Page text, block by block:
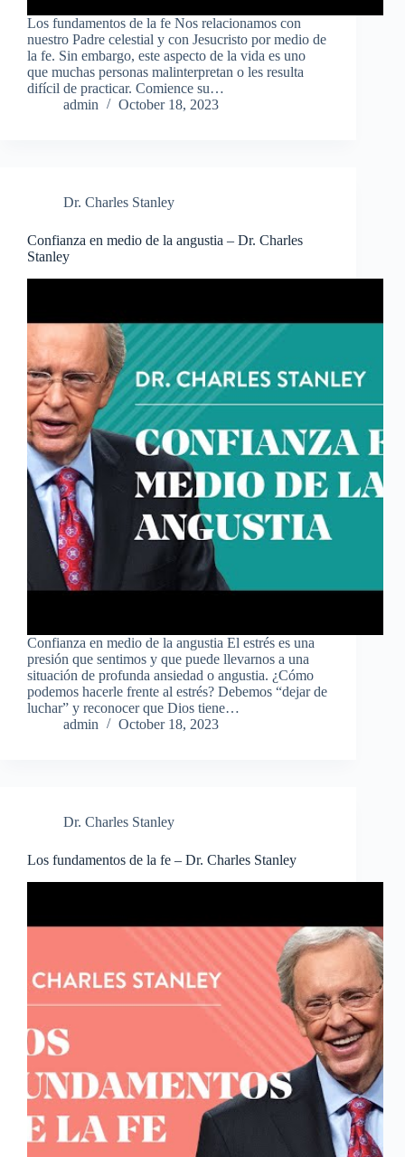
Los fundamentos de la fe Nos relacionamos con
nuestro Padre celestial y con Jesucristo por medio de
la fe. Sin embargo, este aspecto de la vida es uno
que muchas personas malinterpretan o les resulta
difícil de practicar. Comience su…
admin
October 18, 2023
Dr. Charles Stanley
Confianza en medio de la angustia – Dr. Charles
Stanley
Confianza en medio de la angustia El estrés es una
presión que sentimos y que puede llevarnos a una
situación de profunda ansiedad o angustia. ¿Cómo
podemos hacerle frente al estrés? Debemos “dejar de
luchar” y reconocer que Dios tiene…
admin
October 18, 2023
Dr. Charles Stanley
Los fundamentos de la fe – Dr. Charles Stanley